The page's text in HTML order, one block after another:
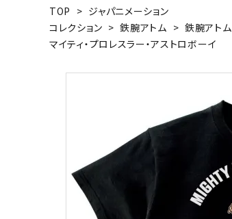
キャンベル料理長
TOP > ジャパニメーション
コレクション > 鉄腕アトム > 鉄腕アトム
マイティ・プロレスラー・アストロボーイ